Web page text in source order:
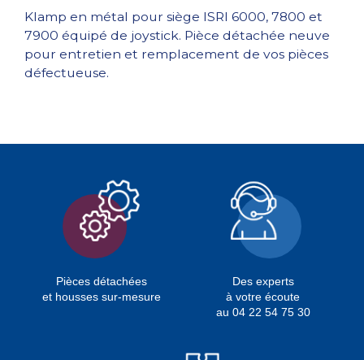
Klamp en métal pour siège ISRI 6000, 7800 et
7900 équipé de joystick. Pièce détachée neuve
pour entretien et remplacement de vos pièces
défectueuse.
Pièces détachées
et housses sur-mesure
Des experts
à votre écoute
au 04 22 54 75 30